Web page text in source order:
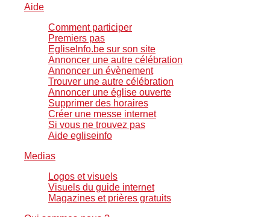
Aide
Comment participer
Premiers pas
EgliseInfo.be sur son site
Annoncer une autre célébration
Annoncer un évènement
Trouver une autre célébration
Annoncer une église ouverte
Supprimer des horaires
Créer une messe internet
Si vous ne trouvez pas
Aide egliseinfo
Medias
Logos et visuels
Visuels du guide internet
Magazines et prières gratuits